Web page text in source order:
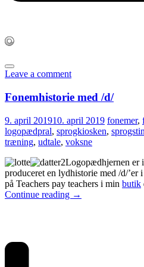
Leave a comment
Fonemhistorie med /d/
9. april 201910. april 2019 fonemer,
logopædpral, sprogkiosken,
træning, udtale, voksne
Logopædhjernen er
produceret en lydhistorie med /d/’er
på Teachers pay teachers i min butik
Continue reading →